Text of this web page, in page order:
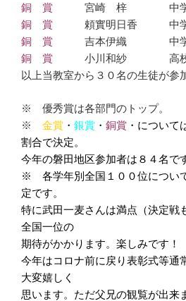
銅 賞 宮崎 梓 中学校
銅 賞 頼實明日香 中学
銅 賞 吉本伊織 中学
銅 賞 小川和紗 高校
以上当教室から３０名の生徒が参
※ 優秀賞は各部門のトップ。
※ 金賞 ・ 銀賞 ・ 銅賞 ・について
割合で決定。
今年の磐田地区参加者は８４名で
※ 各学年別全国１００位につい
定です。
特に武田一麦さんは満点（決定戦
全国一位の
期待がかかります。楽しみです！
今年はコロナ前に戻り表彰式等通
大変嬉しく
思います。ただ父兄の観覧が出来